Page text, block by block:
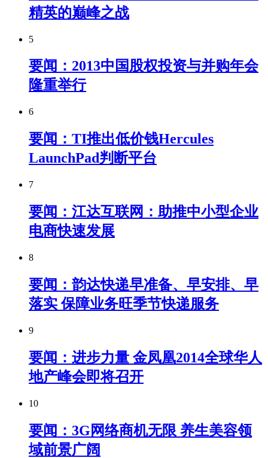
精英的巅峰之战
5
要闻：2013中国股权投资与并购年会
隆重举行
6
要闻：TI推出低价钱Hercules
LaunchPad判断平台
7
要闻：江达互联网：助推中小型企业
电商快速发展
8
要闻：韵达快递早准备、早安排、早
落实 保障业务旺季节快递服务
9
要闻：进步力量 金凤凰2014全球华人
地产峰会即将召开
10
要闻：3G网络商机无限 养生美容领
域前景广阔